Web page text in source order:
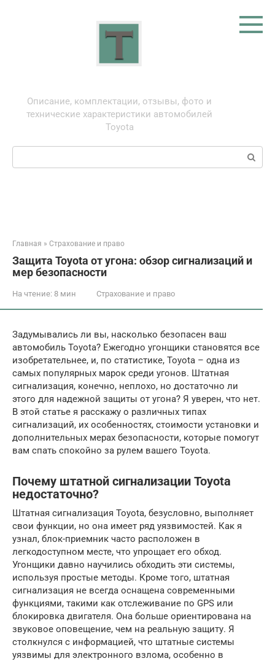
Описание, комплектации, отзывы, фото и
технические характеристики автомобилей
Toyota
Поиск:
Главная » Страхование и право
Защита Toyota от угона: обзор сигнализаций и
мер безопасности
На чтение: 8 мин Страхование и право
Задумывались ли вы, насколько безопасен ваш
автомобиль Toyota? Ежегодно угонщики становятся все
изобретательнее, и, по статистике, Toyota – одна из
самых популярных марок среди угонов. Штатная
сигнализация, конечно, неплохо, но достаточно ли
этого для надежной защиты от угона? Я уверен, что нет.
В этой статье я расскажу о различных типах
сигнализаций, их особенностях, стоимости установки и
дополнительных мерах безопасности, которые помогут
вам спать спокойно за рулем вашего Toyota.
Почему штатной сигнализации Toyota
недостаточно?
Штатная сигнализация Toyota, безусловно, выполняет
свои функции, но она имеет ряд уязвимостей. Как я
узнал, блок-приемник часто расположен в
легкодоступном месте, что упрощает его обход.
Угонщики давно научились обходить эти системы,
используя простые методы. Кроме того, штатная
сигнализация не всегда оснащена современными
функциями, такими как отслеживание по GPS или
блокировка двигателя. Она больше ориентирована на
звуковое оповещение, чем на реальную защиту. Я
столкнулся с информацией, что штатные системы
уязвимы для электронного взлома, особенно в